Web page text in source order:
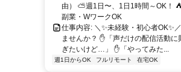
由） ⛅週1日〜、1日1時間～OK！
副業・WワークOK
仕事内容: ＼✨未経験・初心者OK✨
ませんか？ ✋「声だけの配信活動
ぎたいけど…」 ✋「やってみた...
週1日からOK フルリモート 在宅OK